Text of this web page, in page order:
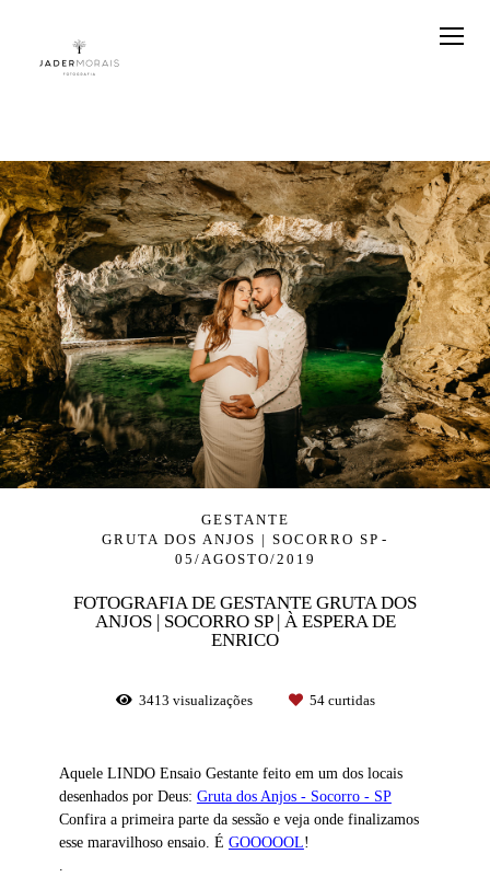
GESTANTE
GRUTA DOS ANJOS | SOCORRO SP
05/AGOSTO/2019
FOTOGRAFIA DE GESTANTE GRUTA DOS
ANJOS | SOCORRO SP | À ESPERA DE
ENRICO
3413 visualizações 54curtidas
Aquele LINDO Ensaio Gestante feito em um dos locais
desenhados por Deus: Gruta dos Anjos - Socorro - SP
Confira a primeira parte da sessão e veja onde finalizamos
esse maravilhoso ensaio. É GOOOOOL!